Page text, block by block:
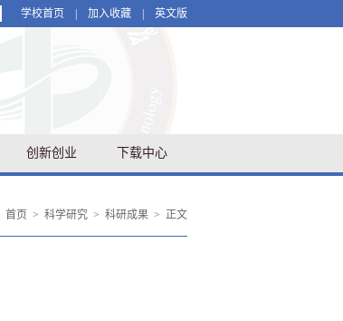
学校首页 加入收藏 英文版
创新创业 下载中心
首页 > 科学研究 > 科研成果 > 正文